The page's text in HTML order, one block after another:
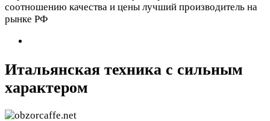
соотношению качества и цены лучший производитель на
рынке РФ
Итальянская техника с сильным
характером